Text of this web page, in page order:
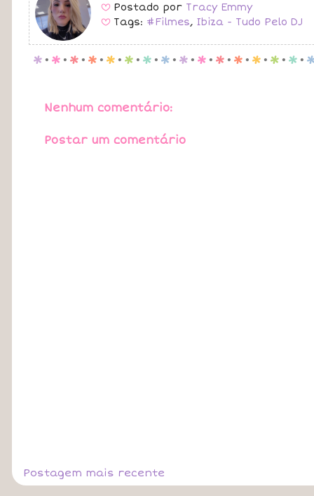
B Postado por Tracy Emmy
B Tags: #Filmes, Ibiza - Tudo Pelo DJ
p . p . p . p . p . p . p . p . p . p . p . p . p . p . p .
Nenhum comentário:
Postar um comentário
Postagem mais recente